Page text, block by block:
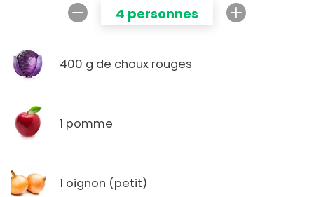
4 personnes
400 g de choux rouges
1 pomme
1 oignon (petit)